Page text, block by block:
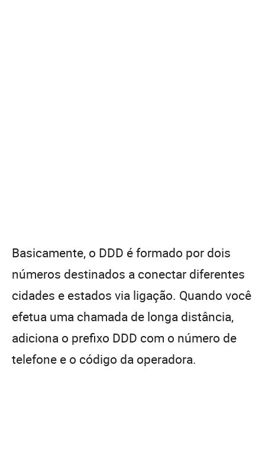
Basicamente, o DDD é formado por dois
números destinados a conectar diferentes
cidades e estados via ligação. Quando você
efetua uma chamada de longa distância,
adiciona o prefixo DDD com o número de
telefone e o código da operadora.